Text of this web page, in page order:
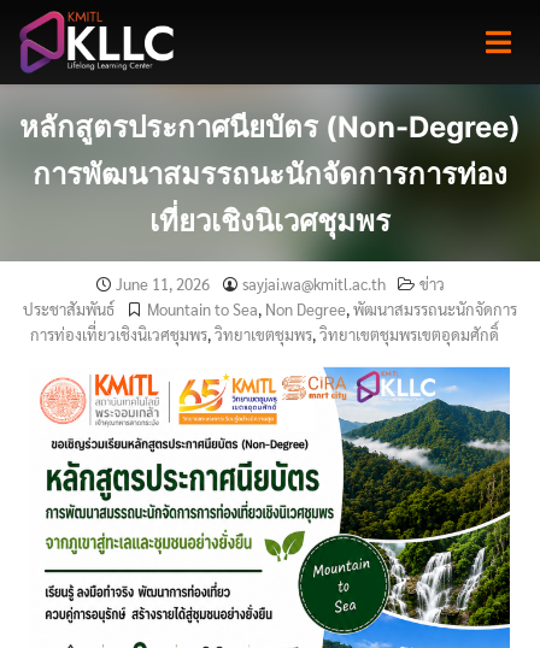
content
หลักสูตรประกาศนียบัตร (Non-Degree)
การพัฒนาสมรรถนะนักจัดการการท่อง
เที่ยวเชิงนิเวศชุมพร
June 11, 2026 sayjai.wa@kmitl.ac.th
ข่าว
ประชาสัมพันธ์
Mountain to Sea, Non Degree,พัฒนาสมรรถนะนักจัดการ
การท่องเที่ยวเชิงนิเวศชุมพร,วิทยาเขตชุมพร,วิทยาเขตชุมพรเขตอุดมศักดิ์